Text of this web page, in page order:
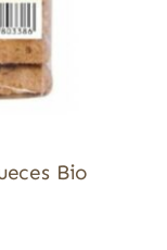
Bio